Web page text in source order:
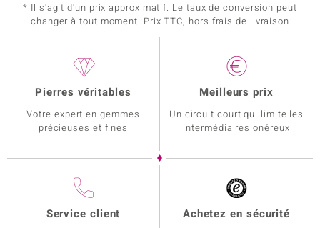
* Il s'agit d'un prix approximatif. Le taux de conversion peut
changer à tout moment. Prix TTC, hors frais de livraison
Pierres véritables
Votre expert en gemmes
précieuses et fines
Meilleurs prix
Un circuit court qui limite les
intermédiaires onéreux
Service client Achetez en sécurité